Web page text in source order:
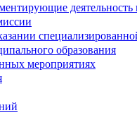
деятельность
образования
мероприятиях